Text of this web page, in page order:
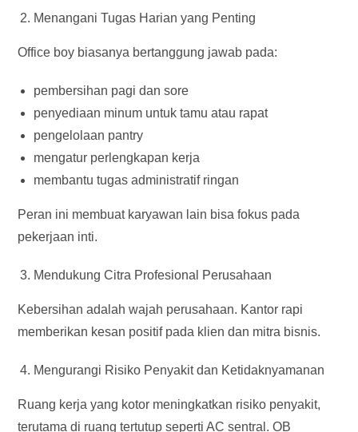
Menangani Tugas Harian yang Penting
Office boy biasanya bertanggung jawab pada:
pembersihan pagi dan sore
penyediaan minum untuk tamu atau rapat
pengelolaan pantry
mengatur perlengkapan kerja
membantu tugas administratif ringan
Peran ini membuat karyawan lain bisa fokus pada
pekerjaan inti.
Mendukung Citra Profesional Perusahaan
Kebersihan adalah wajah perusahaan. Kantor rapi
memberikan kesan positif pada klien dan mitra bisnis.
Mengurangi Risiko Penyakit dan Ketidaknyamanan
Ruang kerja yang kotor meningkatkan risiko penyakit,
terutama di ruang tertutup seperti AC sentral. OB